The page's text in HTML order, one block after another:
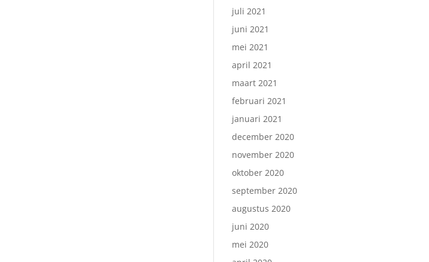
juli 2021
juni 2021
mei 2021
april 2021
maart 2021
februari 2021
januari 2021
december 2020
november 2020
oktober 2020
september 2020
augustus 2020
juni 2020
mei 2020